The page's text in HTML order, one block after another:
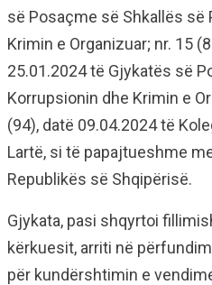
së Posaçme së Shkallës së
Krimin e Organizuar; nr. 15
25.01.2024 të Gjykatës së
Korrupsionin dhe Krimin e
(94), datë 09.04.2024 të
Lartë, si të papajtueshme
Republikës së Shqipërisë.
Gjykata, pasi shqyrtoi
kërkuesit, arriti në
për kundërshtimin e